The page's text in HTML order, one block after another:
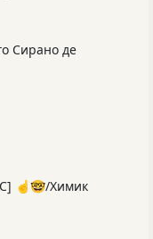
Сирано де
☝️🤓/Химик